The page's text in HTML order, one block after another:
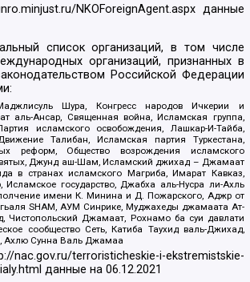
NKOForeignAgent.aspxданные
список организаций, в том числе
организаций, признанных в
Российской Федерации
Шура, Конгресс народов Ичкерии и
аль-Ансар, Священная война, Исламская группа,
исламского освобождения, Лашкар-И-Тайба,
Талибан, Исламская партия Туркестана,
реформ, Общество возрождения исламского
Джунд аш-Шам, Исламский джихад – Джамаат
в странах исламского Магриба, Имарат Кавказ,
государство, Джабха аль-Нусра ли-Ахль
имени К. Минина и Д. Пожарского, Аджр от
SHAM, АУМ Синрике, Муджахеды джамаата Ат-
Чистопольский Джамаат, Рохнамо ба суи давлати
сообщество Сеть, Катиба Таухид валь-Джихад,
Ахлю Сунна Валь Джамаа
nac.gov.ru/terroristicheskie-i-ekstremistskie-
данные на06.12.2021